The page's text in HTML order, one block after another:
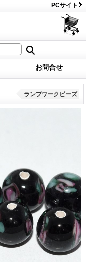
PCサイト
お問合せ
ランプワークビーズ